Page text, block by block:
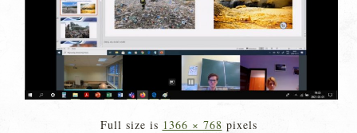
Full size is 1366 × 768 pixels